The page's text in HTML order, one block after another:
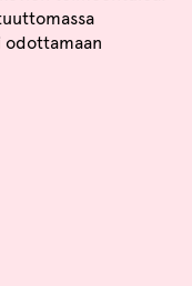
odottamaan